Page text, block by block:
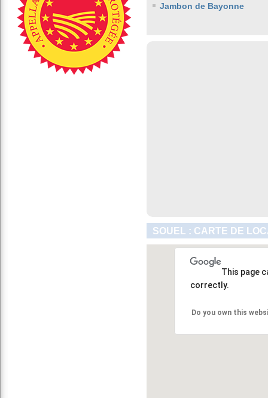
Jambon de Bayonne
SOUEL : CARTE DE
This page
correctly.
Do you own this